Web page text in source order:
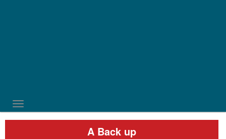
TOGGLE NAVIGATION
A Back up